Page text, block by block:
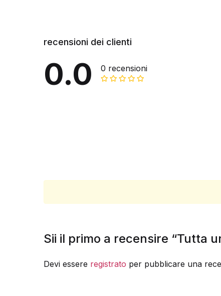
recensioni dei clienti
0.0 0 recensioni
Sii il primo a recensire “Tutta
Devi essere registrato per pubblicare una